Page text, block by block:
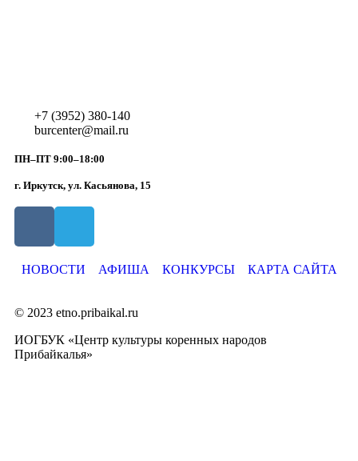
+7 (3952) 380-140
burcenter@mail.ru
ПН–ПТ 9:00–18:00
г. Иркутск, ул. Касьянова, 15
НОВОСТИ АФИША КОНКУРСЫ КАРТА САЙТА
© 2023 etno.pribaikal.ru
ИОГБУК «Центр культуры коренных народов
Прибайкалья»